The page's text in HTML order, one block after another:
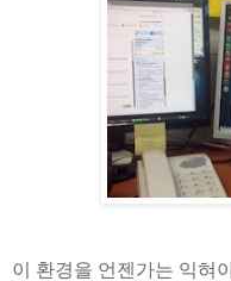
이 환경을 언젠가는 익혀